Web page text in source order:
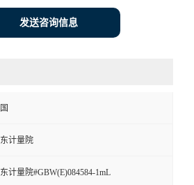
发送咨询信息
计量院
计量院#GBW(E)084584-1mL